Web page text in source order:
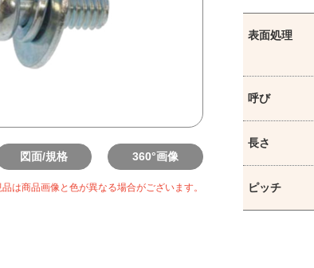
図面/規格 360°画像
品は商品画像と色が異なる場合がございます。
表面処理
呼び
長さ
ピッチ